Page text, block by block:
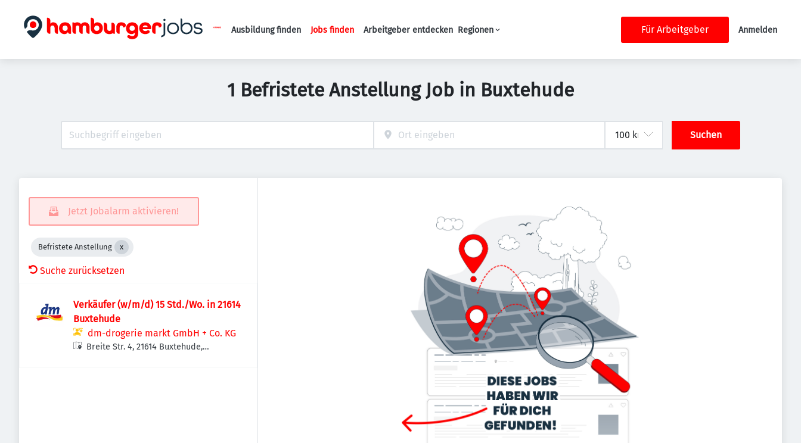
Haupt-Navigation
Ausbildung finden Jobs finden Arbeitgeber entdecken Regionen Für Arbeitgeber Anmelden
1 Befristete Anstellung Job in Buxtehude
Suchen
Jetzt Jobalarm aktivieren!
Befristete Anstellung
Suche zurücksetzen
Verkäufer (w/m/d) 15 Std./Wo. in 21614
Buxtehude
dm-drogerie markt GmbH + Co. KG
Breite Str. 4, 21614 Buxtehude,